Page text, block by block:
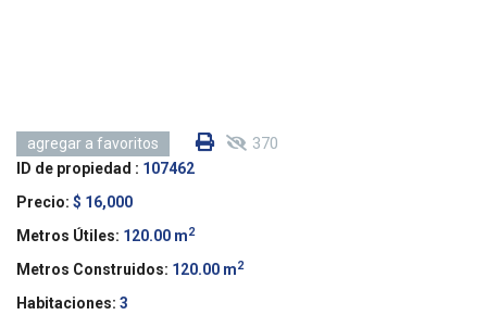
agregar a favoritos 370
ID de propiedad : 107462
Precio: $ 16,000
Metros Útiles: 120.00 m2
Metros Construidos: 120.00 m2
Habitaciones: 3